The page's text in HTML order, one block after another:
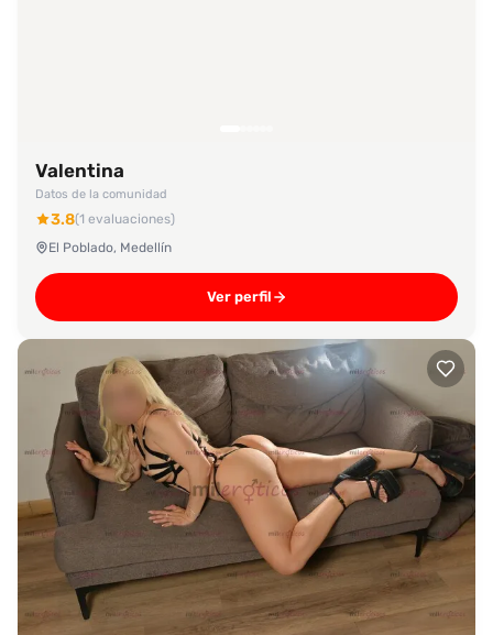
Valentina
Datos de la comunidad
3.8(1 evaluaciones)
El Poblado, Medellín
Ver perfil